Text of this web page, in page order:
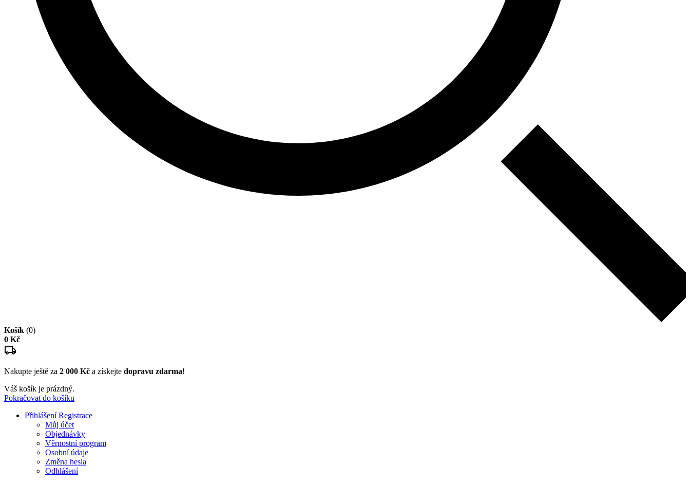
Košík (0)
0 Kč
Nakupte ještě za 2 000 Kč a získejte dopravu zdarma!
Váš košík je prázdný.
Pokračovat do košíku
PřihlášeníRegistrace
Můj účet
Objednávky
Věrnostní program
Osobní údaje
Změna hesla
Odhlášení